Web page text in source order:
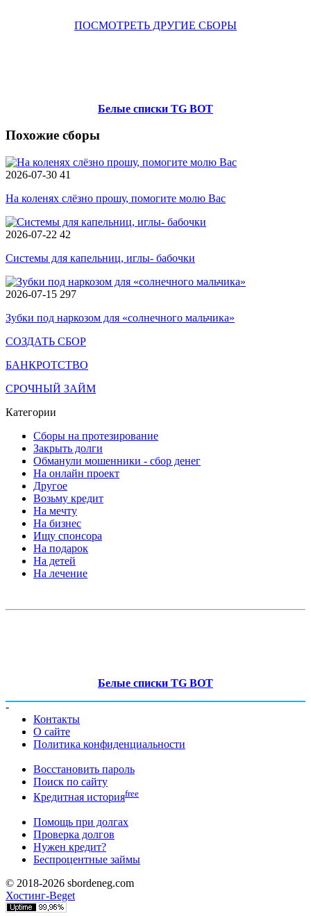
ПОСМОТРЕТЬ ДРУГИЕ СБОРЫ
Белые списки TG BOT
Похожие сборы
2026-07-30 41
На коленях слёзно прошу, помогите молю Вас
2026-07-22 42
Системы для капельниц, иглы- бабочки
2026-07-15 297
Зубки под наркозом для «солнечного мальчика»
СОЗДАТЬ СБОР
БАНКРОТСТВО
СРОЧНЫЙ ЗАЙМ
Категории
Сборы на протезирование
Закрыть долги
Обманули мошенники - сбор денег
На онлайн проект
Другое
Возьму кредит
На мечту
На бизнес
Ищу спонсора
На подарок
На детей
На лечение
Белые списки TG BOT
-
Контакты
О сайте
Политика конфиденциальности
Восстановить пароль
Поиск по сайту
Кредитная историяfree
Помощь при долгах
Проверка долгов
Нужен кредит?
Беспроцентные займы
© 2018-2026 sbordeneg.com
Хостинг-Beget